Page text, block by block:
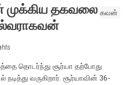
முக்கிய தகவலை
தொடர்ந்து சூர்யா தற்போது
வருகிறார். சூர்யாவின் 36-